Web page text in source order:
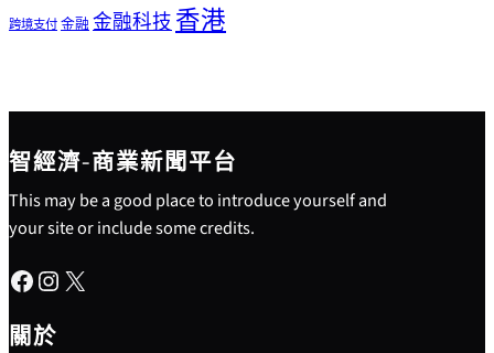
跨境支付金融 金融科技 香港
智經濟-商業新聞平台
This may be a good place to introduce yourself and
your site or include some credits.
Facebook Instagram X
關於